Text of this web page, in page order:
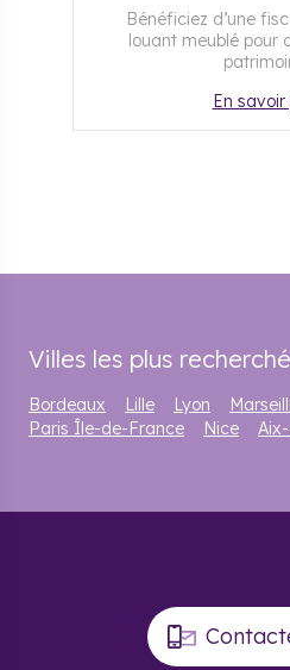
Bénéficiez d’une
louant meublé pour
En savoir
Villes les plus
Bordeaux Lille Lyon
Paris Île-de-France
Nice